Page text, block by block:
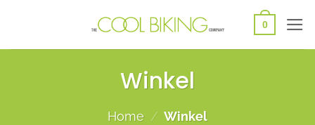
inhoud
0
Winkel
Home / Winkel